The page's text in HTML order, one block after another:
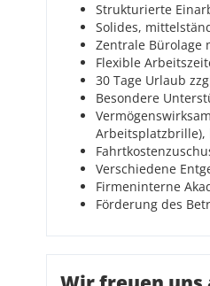
Strukturierte
Solides,
Zentrale Bürolage
Flexible
30 Tage Urlaub
Besondere
Arbeitsplatzbrille),
Verschiedene
Firmeninterne
Förderung des